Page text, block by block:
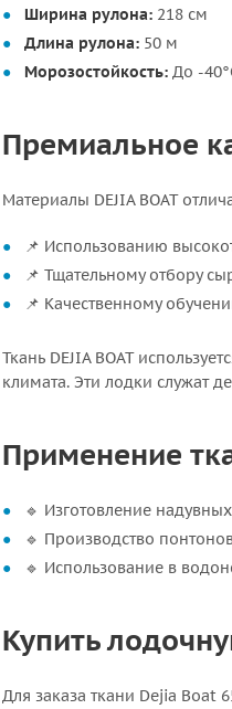
Ширина рулона: 218 см
Длина рулона: 50 м
Морозостойкость: До -
Премиальное
Материалы DEJIA BOAT
📌 Использованию
📌 Тщательному отбору
📌 Качественному
Ткань DEJIA BOAT
климата. Эти лодки служат
Применение
🔹 Изготовление
🔹 Производство
🔹 Использование в
Купить
Для заказа ткани Dejia Boat